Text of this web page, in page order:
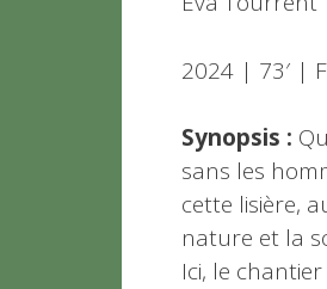
2024 | 73′ |
Synopsis :
sans les
cette lisière,
nature et la
Ici, le chantier